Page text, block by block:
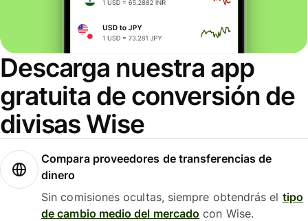
Descarga nuestra app
gratuita de conversión de
divisas Wise
Compara proveedores de transferencias de
dinero
Sin comisiones ocultas, siempre obtendrás el tipo
de cambio medio del mercado con Wise.